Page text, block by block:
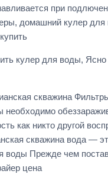
при
домашний кулер
кулер для воды,
скважина
как никто другой
скважина вода —
Прежде чем
цена